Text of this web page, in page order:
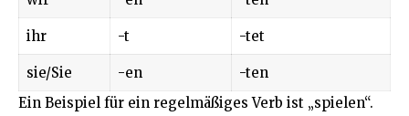
ihr -t -tet
sie/Sie -en
-ten
Ein Beispiel für ein regelmäßiges Verb ist „spielen“.